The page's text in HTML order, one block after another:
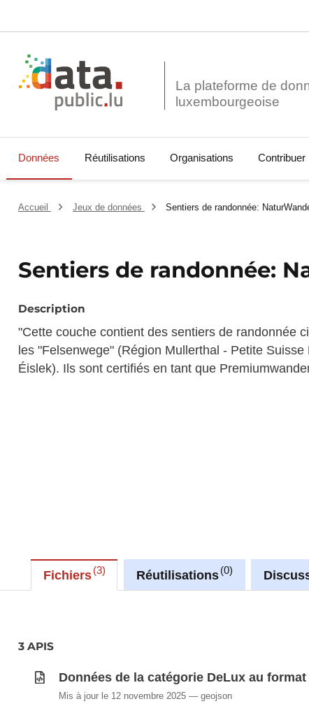
La plateforme de
Données Réutilisations Organisations Contribuer
Accueil Jeux de données Sentiers de randonnée:
Sentiers de randonnée:
Description
"Cette couche contient des sentiers de randonnée
les "Felsenwege" (Région Mullerthal - Petite
Éislek). Ils sont certifiés en tant que
Fichiers 3 Réutilisations 0
3 APIS
Données de la catégorie DeLux au
Mis à jour le 12 novembre 2025 geojson